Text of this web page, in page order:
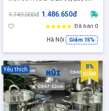
mọi loại bếp- AN30L
1.749.000đ 1.486.650đ
Đã bán 0
Hà Nội Giảm 15%
Yêu thích 8%
GIẢM